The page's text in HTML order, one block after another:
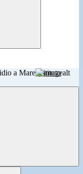
Istituto